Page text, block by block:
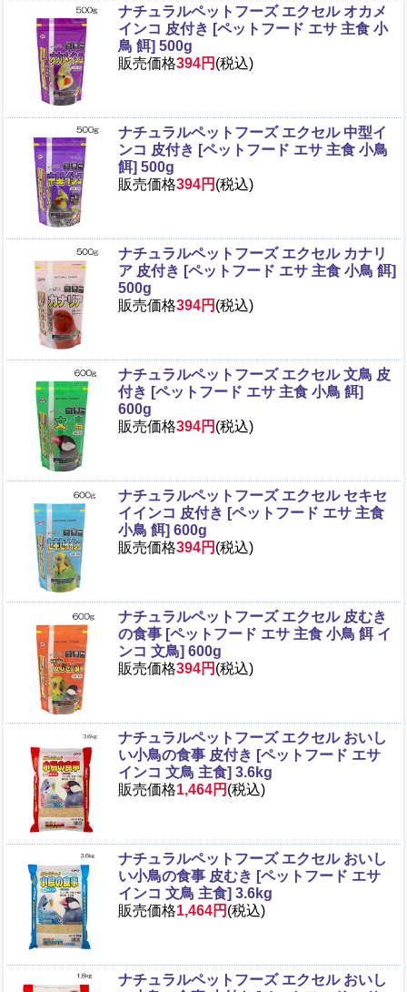
ナチュラルペットフーズ エクセル オカメ
インコ 皮付き [ペットフード エサ 主食 小
鳥 餌] 500g
販売価格394円 (税込)
ナチュラルペットフーズ エクセル 中型イ
ンコ 皮付き [ペットフード エサ 主食 小鳥
餌] 500g
販売価格394円 (税込)
ナチュラルペットフーズ エクセル カナリ
ア 皮付き [ペットフード エサ 主食 小鳥 餌]
500g
販売価格394円 (税込)
ナチュラルペットフーズ エクセル 文鳥 皮
付き [ペットフード エサ 主食 小鳥 餌]
600g
販売価格394円 (税込)
ナチュラルペットフーズ エクセル セキセ
イインコ 皮付き [ペットフード エサ 主食
小鳥 餌] 600g
販売価格394円 (税込)
ナチュラルペットフーズ エクセル 皮むき
の食事 [ペットフード エサ 主食 小鳥 餌 イ
ンコ 文鳥] 600g
販売価格394円 (税込)
ナチュラルペットフーズ エクセル おいし
い小鳥の食事 皮付き [ペットフード エサ
インコ 文鳥 主食] 3.6kg
販売価格1,464円 (税込)
ナチュラルペットフーズ エクセル おいし
い小鳥の食事 皮むき [ペットフード エサ
インコ 文鳥 主食] 3.6kg
販売価格1,464円 (税込)
ナチュラルペットフーズ エクセル おいし